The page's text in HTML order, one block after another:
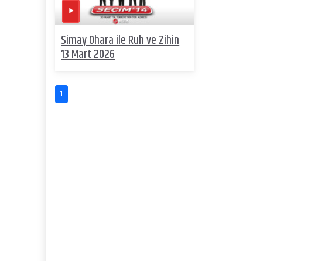
Simay Ohara ile Ruh ve Zihin
13 Mart 2026
1